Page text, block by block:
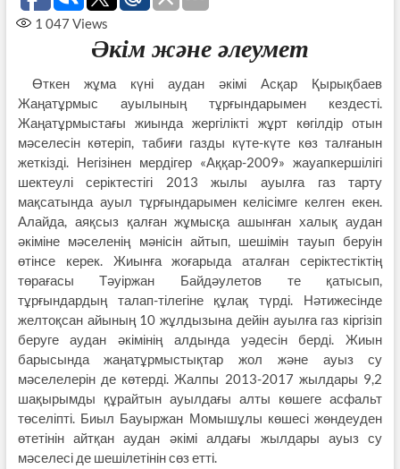
1 047 Views
Әкім және әлеумет
Өткен жұма күні аудан әкімі Асқар Қырықбаев
Жаңатұрмыс ауылының тұрғындарымен кездесті.
Жаңатұрмыстағы жиында жергілікті жұрт көгілдір отын
мәселесін көтеріп, табиғи газды күте-күте көз талғанын
жеткізді. Негізінен мердігер «Аққар-2009» жауапкершілігі
шектеулі серіктестігі 2013 жылы ауылға газ тарту
мақсатында ауыл тұрғындарымен келісімге келген екен.
Алайда, аяқсыз қалған жұмысқа ашынған халық аудан
әкіміне мәселенің мәнісін айтып, шешімін тауып беруін
өтінсе керек. Жиынға жоғарыда аталған серіктестіктің
төрағасы Тәуіржан Байдәулетов те қатысып,
тұрғындардың талап-тілегіне құлақ түрді. Нәтижесінде
желтоқсан айының 10 жұлдызына дейін ауылға газ кіргізіп
беруге аудан әкімінің алдында уәдесін берді. Жиын
барысында жаңатұрмыстықтар жол және ауыз су
мәселелерін де көтерді. Жалпы 2013-2017 жылдары 9,2
шақырымды құрайтын ауылдағы алты көшеге асфальт
төселіпті. Биыл Бауыржан Момышұлы көшесі жөндеуден
өтетінін айтқан аудан әкімі алдағы жылдары ауыз су
мәселесі де шешілетінін сөз етті.